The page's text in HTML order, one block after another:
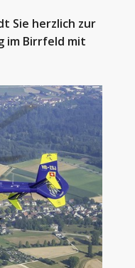
Sie herzlich zur
im Birrfeld mit